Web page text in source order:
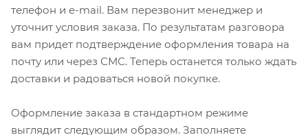
телефон и e-mail. Вам перезвонит менеджер и
уточнит условия заказа. По результатам разговора
вам придет подтверждение оформления товара на
почту или через СМС. Теперь останется только ждать
доставки и радоваться новой покупке.
Оформление заказа в стандартном режиме
выглядит следующим образом. Заполняете